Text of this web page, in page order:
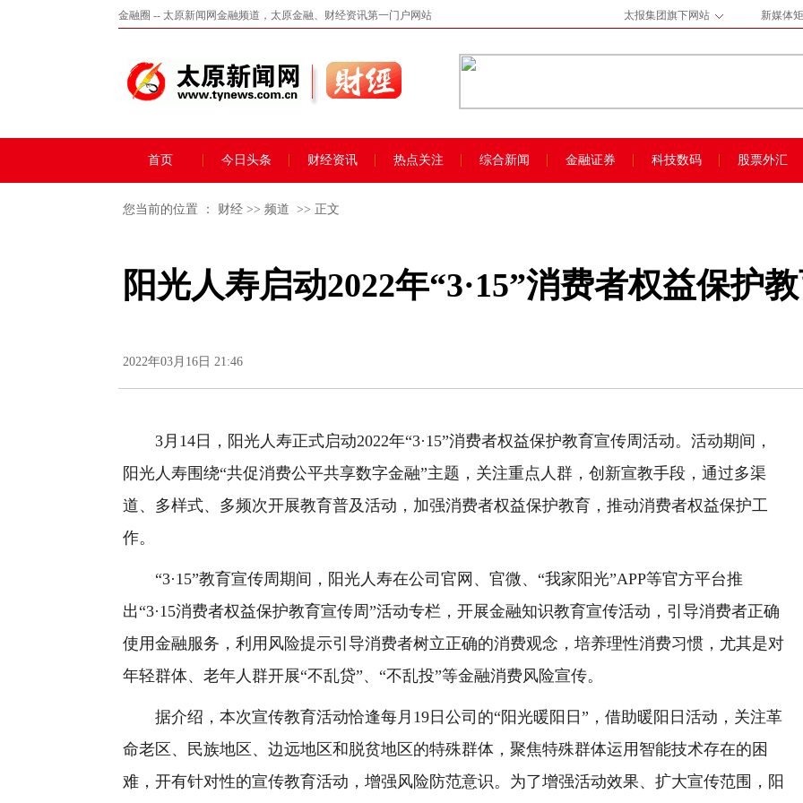
金融圈 -- 太原新闻网金融频道，太原金融、财经资讯第一门户网站 太报集团旗下网站 新媒体
首页 今日头条 财经资讯 热点关注 综合新闻 金融证券 科技数码 股票外汇
您当前的位置 ： 财经 >> 频道 >> 正文
阳光人寿启动2022年“3·15”消费者权益保护
2022年03月16日 21:46
3月14日，阳光人寿正式启动2022年“3·15”消费者权益保护教育宣传周活动。活动期间，
阳光人寿围绕“共促消费公平共享数字金融”主题，关注重点人群，创新宣教手段，通过多渠
道、多样式、多频次开展教育普及活动，加强消费者权益保护教育，推动消费者权益保护工
作。
“3·15”教育宣传周期间，阳光人寿在公司官网、官微、“我家阳光”APP等官方平台推
出“3·15消费者权益保护教育宣传周”活动专栏，开展金融知识教育宣传活动，引导消费者正确
使用金融服务，利用风险提示引导消费者树立正确的消费观念，培养理性消费习惯，尤其是对
年轻群体、老年人群开展“不乱贷”、“不乱投”等金融消费风险宣传。
据介绍，本次宣传教育活动恰逢每月19日公司的“阳光暖阳日”，借助暖阳日活动，关注革
命老区、民族地区、边远地区和脱贫地区的特殊群体，聚焦特殊群体运用智能技术存在的困
难，开有针对性的宣传教育活动，增强风险防范意识。为了增强活动效果、扩大宣传范围，阳